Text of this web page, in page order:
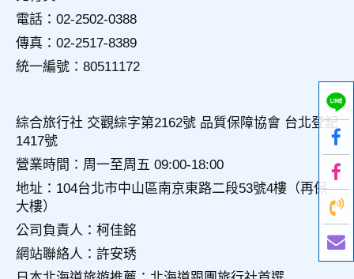
嚴格的保護措施，只由經過授權的人員才能接觸您的個人資
料，相關處理人員皆簽有保密合約，如有違反保密義務者，將
會受到相關的法律處分。
如因業務需要有必要委託其他單位提供服務時，本網站亦會嚴
格要求其遵守保密義務，並且採取必要檢查程序以確定其將確
四、網站對外的相關連結
本網站的網頁提供其他網站的網路連結，您也可經由本網站所
提供的連結，點選進入其他網站。但該連結網站不適用本網站
的隱私權保護政策，您必須參考該連結網站中的隱私權保護政
五、與第三人共用個人資料之政策
本網站絕不會提供、交換、出租或出售任何您的個人資料給其
務者，不在此限。
電話：02-2502-0388
傳真：02-2517-8389
統一編號：80511172
綜合旅行社 交觀綜字第2162號 品質保障協會 台北登記
1417號
營業時間：周一至周五 09:00-18:00
地址：104台北市中山區南京東路二段53號4樓（再保
大樓）
公司負責人：柯佳銘
網站聯絡人：許安琇